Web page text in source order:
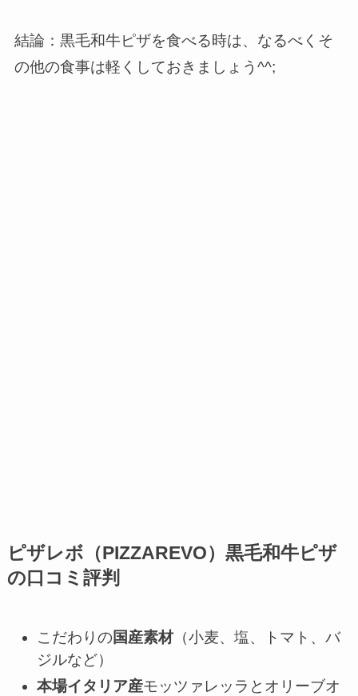
結論：黒毛和牛ピザを食べる時は、なるべくそ
の他の食事は軽くしておきましょう^^;
ピザレボ（PIZZAREVO）黒毛和牛ピザ
の口コミ評判
こだわりの国産素材（小麦、塩、トマト、バ
ジルなど）
本場イタリア産モッツァレッラとオリーブオ